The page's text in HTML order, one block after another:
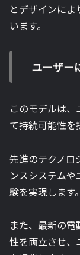
とデザインに
います。
ユーザー
このモデルは
て持続可能性を
先進のテクノロ
ンスシステム
験を実現します。
また、最新の
性を両立させ、